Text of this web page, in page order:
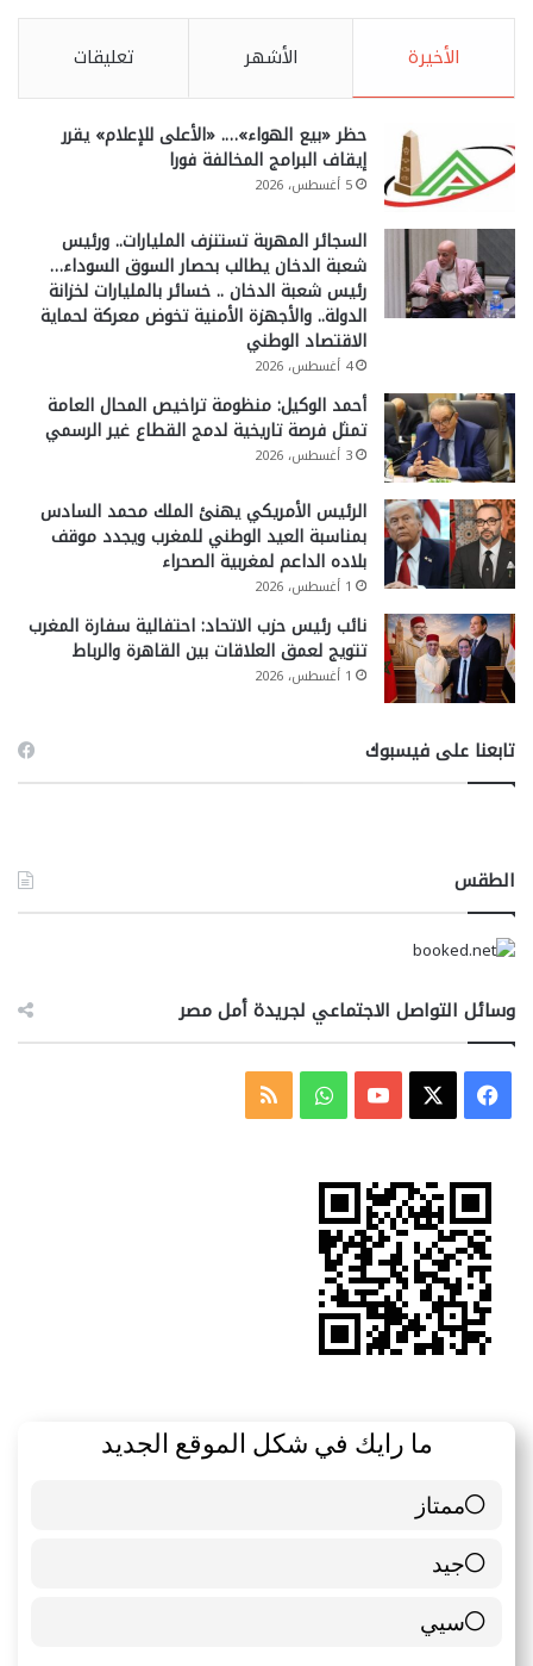
الأخيرة الأشهر تعليقات
حظر «بيع الهواء»…. «الأعلى للإعلام» يقرر
إيقاف البرامج المخالفة فورا
5 أغسطس، 2026
السجائر المهربة تستنزف المليارات.. ورئيس
شعبة الدخان يطالب بحصار السوق السوداء…
رئيس شعبة الدخان .. خسائر بالمليارات لخزانة
الدولة.. والأجهزة الأمنية تخوض معركة لحماية
الاقتصاد الوطني
4 أغسطس، 2026
أحمد الوكيل: منظومة تراخيص المحال العامة
تمثل فرصة تاريخية لدمج القطاع غير الرسمي
3 أغسطس، 2026
الرئيس الأمريكي يهنئ الملك محمد السادس
بمناسبة العيد الوطني للمغرب ويجدد موقف
بلاده الداعم لمغربية الصحراء
1 أغسطس، 2026
نائب رئيس حزب الاتحاد: احتفالية سفارة المغرب
تتويج لعمق العلاقات بين القاهرة والرباط
1 أغسطس، 2026
تابعنا على فيسبوك
الطقس
وسائل التواصل الاجتماعي لجريدة أمل مصر
فيسبوك ‫YouTubeواتسابملخص
ما رايك في شكل الموقع الجديد
ممتاز
6 ( 85.71 % )
جيد
0 ( 0 % )
سيي
1 ( 14.29 % )